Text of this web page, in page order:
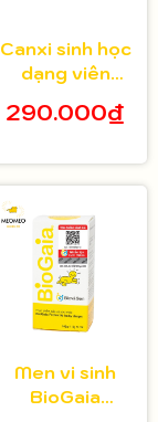
Canxi sinh học
dạng viên
bé từ 8 tuổi 30
290.000₫
Men vi sinh
BioGaia